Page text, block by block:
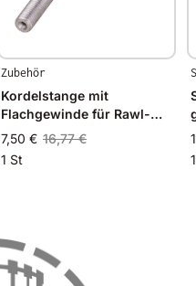
Zubehör
Kordelstange mit
Flachgewinde für Rawl-
Anker M12
7,50 € 16,77 €
1 St